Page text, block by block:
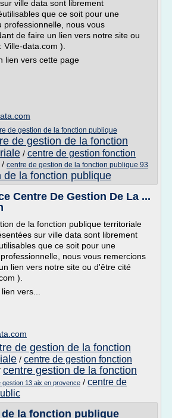
ville data sont librement
que ce soit pour une
professionnelle, nous vous
de faire un lien vers notre site ou
data.com ).
lien vers cette page
de gestion de la fonction publique
de gestion de la fonction
/ centre de gestion fonction
/ centre de gestion de la fonction publique 93
de la fonction publique
Centre De Gestion De La ...
de la fonction publique territoriale
sur ville data sont librement
que ce soit pour une
nous vous remercions
lien vers notre site ou d'être cité
).
vers...
de gestion de la fonction
/ centre de gestion fonction
centre gestion de la fonction
gestion 13 aix en provence / centre de
la fonction publique